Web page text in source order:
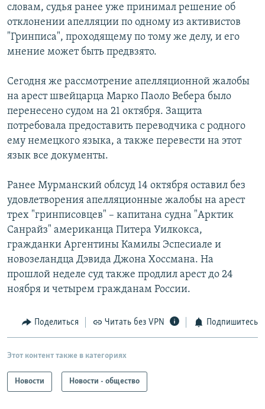
словам, судья ранее уже принимал решение об
отклонении апелляции по одному из активистов
"Гринписа", проходящему по тому же делу, и его
мнение может быть предвзято.
Сегодня же рассмотрение апелляционной жалобы
на арест швейцарца Марко Паоло Вебера было
перенесено судом на 21 октября. Защита
потребовала предоставить переводчика с родного
ему немецкого языка, а также перевести на этот
язык все документы.
Ранее Мурманский облсуд 14 октября оставил без
удовлетворения апелляционные жалобы на арест
трех "гринписовцев" – капитана судна "Арктик
Санрайз" американца Питера Уилкокса,
гражданки Аргентины Камилы Эспесиале и
новозеландца Дэвида Джона Хоссмана. На
прошлой неделе суд также продлил арест до 24
ноября и четырем гражданам России.
Поделиться Читать без VPN Подпишитесь
Этот контент также в категориях
Новости Новости - общество